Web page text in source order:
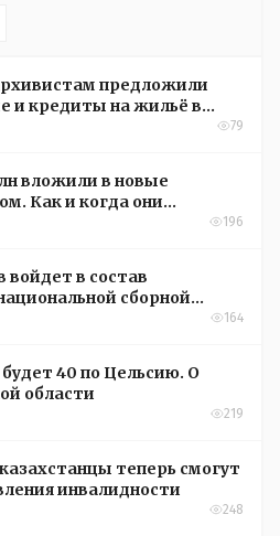
предложили
и кредиты на жильё в
79
вложили в новые
Как и когда они
196
в состав
сборной
164
40 по Цельсию. О
области
219
теперь смогут
инвалидности
248